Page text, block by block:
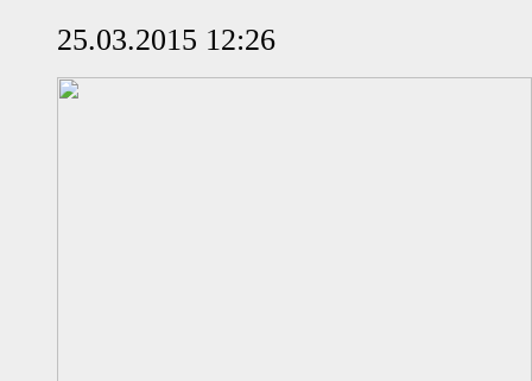
25.03.2015 12:26